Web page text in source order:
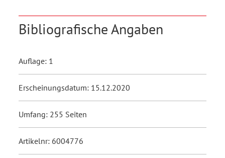
Bibliografische Angaben
Auflage: 1
Erscheinungsdatum: 15.12.2020
Umfang: 255 Seiten
Artikelnr: 6004776